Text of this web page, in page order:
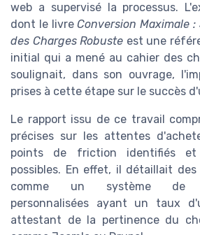
web a supervisé la processus.
dont le livreConversion Maximale
des Charges Robuste est une
initial qui a mené au cahier des
soulignait, dans son ouvrage,
prises à cette étape sur le succès
Le rapport issu de ce travail
précises sur les attentes
points de friction identifiés et
possibles. En effet, il détaillait
comme un système de
personnalisées ayant un taux
attestant de la pertinence du